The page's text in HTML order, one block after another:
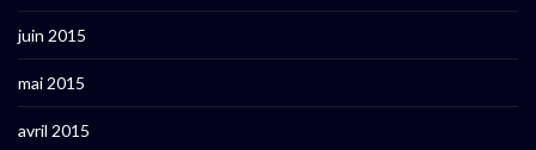
juin 2015
mai 2015
avril 2015